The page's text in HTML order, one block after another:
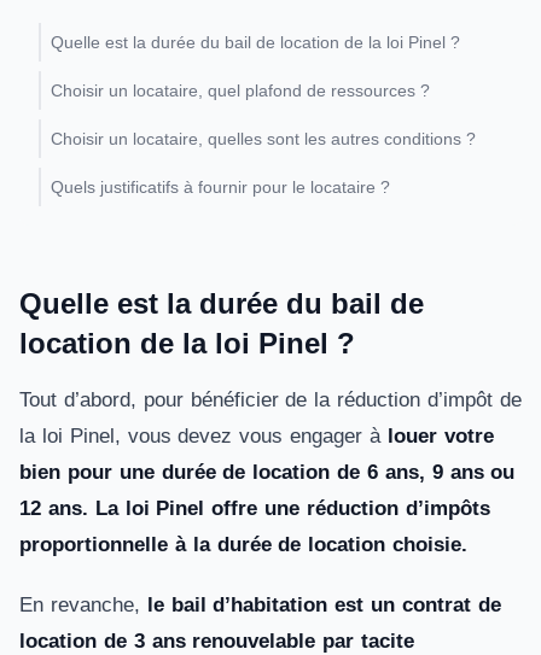
Quelle est la durée du bail de location de la loi Pinel ?
Choisir un locataire, quel plafond de ressources ?
Choisir un locataire, quelles sont les autres conditions ?
Quels justificatifs à fournir pour le locataire ?
Quelle est la durée du bail de
location de la loi Pinel ?
Tout d’abord, pour bénéficier de la réduction d’impôt de
la loi Pinel, vous devez vous engager àlouer votre
bien pour une durée de location de 6 ans, 9 ans ou
12 ans. La loi Pinel offre une réduction d’impôts
proportionnelle à la durée de location choisie.
En revanche, le bail d’habitation est un contrat de
location de 3 ans renouvelable par tacite